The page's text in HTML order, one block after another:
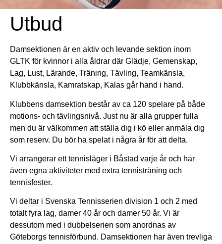
Utbud
Damsektionen är en aktiv och levande sektion inom
GLTK för kvinnor i alla åldrar där Glädje, Gemenskap,
Lag, Lust, Lärande, Träning, Tävling, Teamkänsla,
Klubbkänsla, Kamratskap, Kalas går hand i hand.
Klubbens damsektion består av ca 120 spelare på både
motions- och tävlingsnivå. Just nu är alla grupper fulla
men du är välkommen att ställa dig i kö eller anmäla dig
som reserv. Du bör ha spelat i några år för att delta.
Vi arrangerar ett tennisläger i Båstad varje år och har
även egna aktiviteter med extra tennisträning och
tennisfester.
Vi deltar i Svenska Tennisserien division 1 och 2 med
totalt fyra lag, damer 40 år och damer 50 år. Vi är
dessutom med i dubbelserien som anordnas av
Göteborgs tennisförbund. Damsektionen har även trevliga